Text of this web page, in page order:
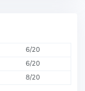
6/20
6/20
8/20